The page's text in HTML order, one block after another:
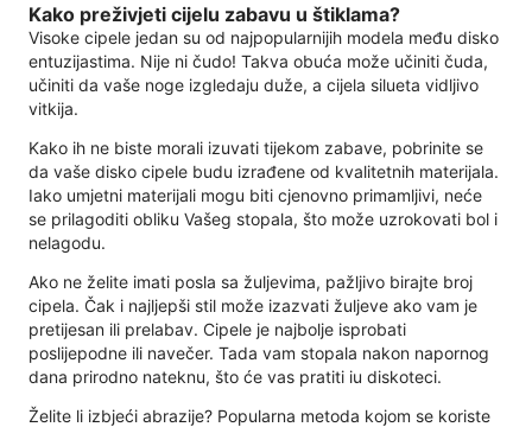
Kako preživjeti cijelu zabavu u štiklama?
Visoke cipele jedan su od najpopularnijih modela među disko
entuzijastima. Nije ni čudo! Takva obuća može učiniti čuda,
učiniti da vaše noge izgledaju duže, a cijela silueta vidljivo
vitkija.
Kako ih ne biste morali izuvati tijekom zabave, pobrinite se
da vaše disko cipele budu izrađene od kvalitetnih materijala.
Iako umjetni materijali mogu biti cjenovno primamljivi, neće
se prilagoditi obliku Vašeg stopala, što može uzrokovati bol i
nelagodu.
Ako ne želite imati posla sa žuljevima, pažljivo birajte broj
cipela. Čak i najljepši stil može izazvati žuljeve ako vam je
pretijesan ili prelabav. Cipele je najbolje isprobati
poslijepodne ili navečer. Tada vam stopala nakon napornog
dana prirodno nateknu, što će vas pratiti iu diskoteci.
Želite li izbjeći abrazije? Popularna metoda kojom se koriste